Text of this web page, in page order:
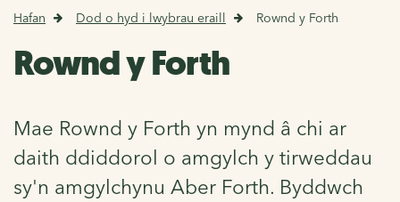
Hafan Dod o hyd i lwybrau eraill Rownd y Forth
Rownd y Forth
Mae Rownd y Forth yn mynd â chi ar
daith ddiddorol o amgylch y tirweddau
sy'n amgylchynu Aber Forth. Byddwch